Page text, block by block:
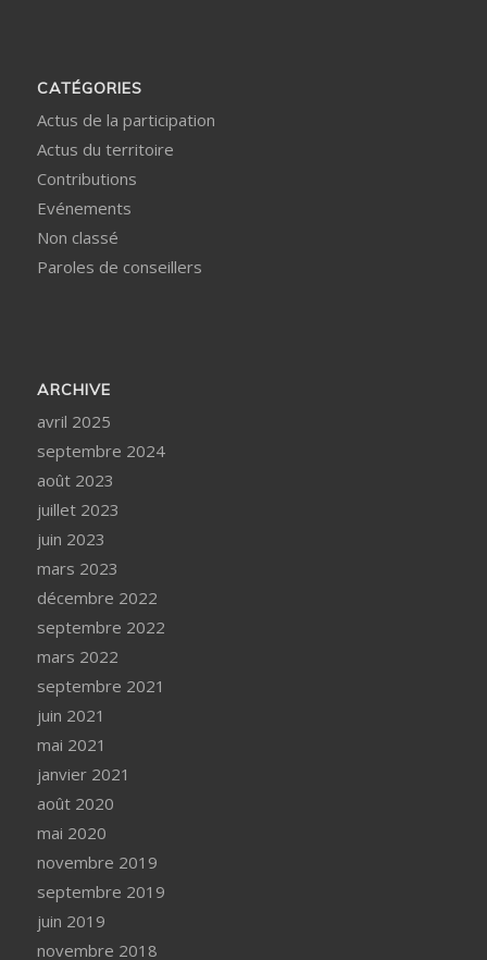
CATÉGORIES
Actus de la participation
Actus du territoire
Contributions
Evénements
Non classé
Paroles de conseillers
ARCHIVE
avril 2025
septembre 2024
août 2023
juillet 2023
juin 2023
mars 2023
décembre 2022
septembre 2022
mars 2022
septembre 2021
juin 2021
mai 2021
janvier 2021
août 2020
mai 2020
novembre 2019
septembre 2019
juin 2019
novembre 2018